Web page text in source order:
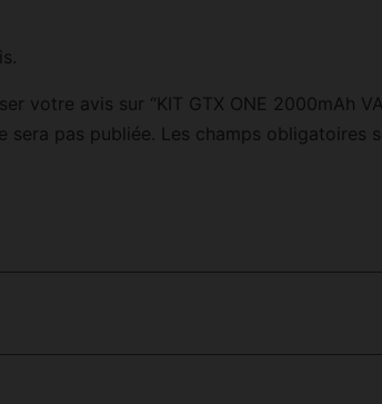
votre avis sur “KIT GTX ONE 2000mAh
sera pas publiée. Les champs obligatoires